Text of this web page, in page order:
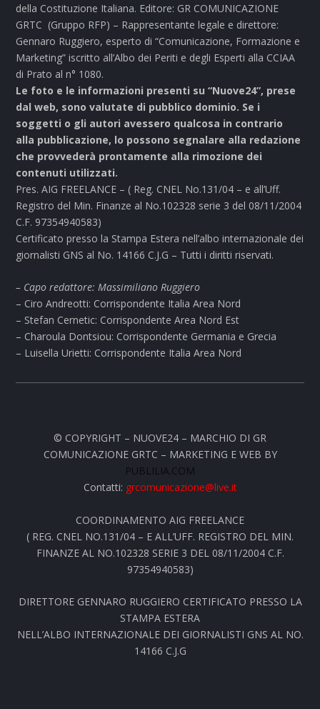
della Costituzione Italiana. Editore: GR COMUNICAZIONE
GRTC (Gruppo RFP) – Rappresentante legale e direttore:
Gennaro Ruggiero, esperto di “Comunicazione, Formazione e
Marketing” iscritto all’Albo dei Periti e degli Esperti alla CCIAA
di Prato al n° 1080.
Le foto e le informazioni presenti su “Nuove24”, prese
dal web, sono valutate di pubblico dominio. Se i
soggetti o gli autori avessero qualcosa in contrario
alla pubblicazione, lo possono segnalare alla redazione
che provvederà prontamente alla rimozione dei
contenuti utilizzati.
Pres. AIG FREELANCE – ( Reg. CNEL No.131/04 – e all’Uff.
Registro del Min. Finanze al No.102328 serie 3 del 08/11/2004
C.F. 97354940583)
Certificato presso la Stampa Estera nell’albo internazionale dei
giornalisti GNS al No. 14166 C.J.G – Tutti i diritti riservati.
– Capo redattore: Massimiliano Ruggiero
– Ciro Andreotti: Corrispondente Italia Area Nord
– Stefan Cernetic: Corrispondente Area Nord Est
– Charoula Dontsiou: Corrispondente Germania e Grecia
– Luisella Urietti: Corrispondente Italia Area Nord
© COPYRIGHT – NUOVE24 – MARCHIO DI GR
COMUNICAZIONE GRTC – MARKETING E WEB BY
PUBLILIA.COM
Contatti: grcomunicazione@live.it
COORDINAMENTO AIG FREELANCE
( REG. CNEL NO.131/04 – E ALL’UFF. REGISTRO DEL MIN.
FINANZE AL NO.102328 SERIE 3 DEL 08/11/2004 C.F.
97354940583)
DIRETTORE GENNARO RUGGIERO CERTIFICATO PRESSO LA
STAMPA ESTERA
NELL’ALBO INTERNAZIONALE DEI GIORNALISTI GNS AL NO.
14166 C.J.G